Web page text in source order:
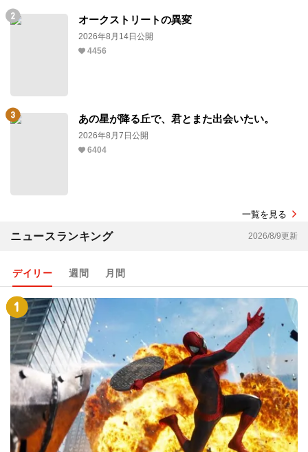
オークストリートの異変
2026年8月14日公開
4456
あの星が降る丘で、君とまた出会いたい。
2026年8月7日公開
6404
一覧を見る
ニュースランキング 2026/8/9更新
デイリー 週間 月間